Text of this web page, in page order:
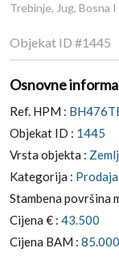
Trebinje, Jug, Bosna
Objekat ID #1445
Osnovne
Ref. HPM :
Objekat ID : 1445
Vrsta objekta :
Kategorija : Prodaja
Stambena površina
Cijena € : 43.500
Cijena BAM : 85.000